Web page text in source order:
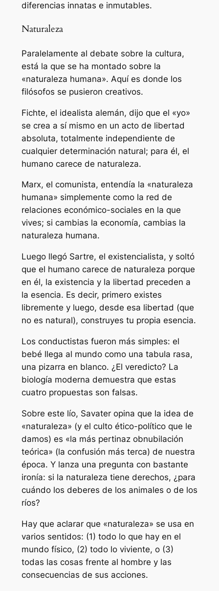
diferencias innatas e inmutables.
Naturaleza
Paralelamente al debate sobre la cultura,
está la que se ha montado sobre la
«naturaleza humana». Aquí es donde los
filósofos se pusieron creativos.
Fichte, el idealista alemán, dijo que el «yo»
se crea a sí mismo en un acto de libertad
absoluta, totalmente independiente de
cualquier determinación natural; para él, el
humano carece de naturaleza.
Marx, el comunista, entendía la «naturaleza
humana» simplemente como la red de
relaciones económico-sociales en la que
vives; si cambias la economía, cambias la
naturaleza humana.
Luego llegó Sartre, el existencialista, y soltó
que el humano carece de naturaleza porque
en él, la existencia y la libertad preceden a
la esencia. Es decir, primero existes
libremente y luego, desde esa libertad (que
no es natural), construyes tu propia esencia.
Los conductistas fueron más simples: el
bebé llega al mundo como una tabula rasa,
una pizarra en blanco. ¿El veredicto? La
biología moderna demuestra que estas
cuatro propuestas son falsas.
Sobre este lío, Savater opina que la idea de
«naturaleza» (y el culto ético-político que le
damos) es «la más pertinaz obnubilación
teórica» (la confusión más terca) de nuestra
época. Y lanza una pregunta con bastante
ironía: si la naturaleza tiene derechos, ¿para
cuándo los deberes de los animales o de los
ríos?
Hay que aclarar que «naturaleza» se usa en
varios sentidos: (1) todo lo que hay en el
mundo físico, (2) todo lo viviente, o (3)
todas las cosas frente al hombre y las
consecuencias de sus acciones.